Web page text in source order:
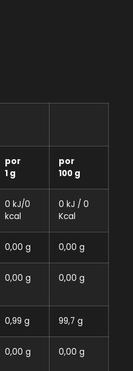
por
1 g
por
100 g
0 kJ/0
kcal
0 kJ / 0
Kcal
0,00 g 0,00 g
0,00 g 0,00 g
0,99 g 99,7 g
0,00 g 0,00 g